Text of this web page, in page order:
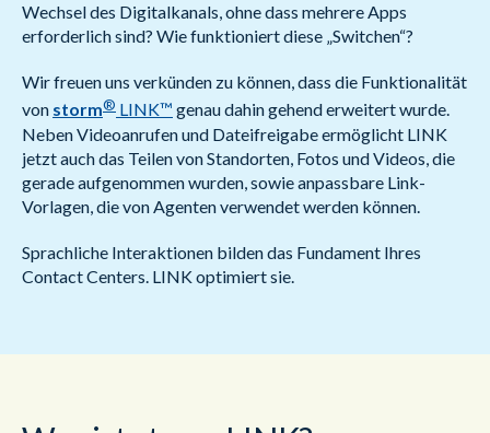
Wechsel des Digitalkanals, ohne dass mehrere Apps
erforderlich sind? Wie funktioniert diese „Switchen“?
Wir freuen uns verkünden zu können, dass die Funktionalität
von storm® LINK™ genau dahin gehend erweitert wurde.
Neben Videoanrufen und Dateifreigabe ermöglicht LINK
jetzt auch das Teilen von Standorten, Fotos und Videos, die
gerade aufgenommen wurden, sowie anpassbare Link-
Vorlagen, die von Agenten verwendet werden können.
Sprachliche Interaktionen bilden das Fundament Ihres
Contact Centers. LINK optimiert sie.